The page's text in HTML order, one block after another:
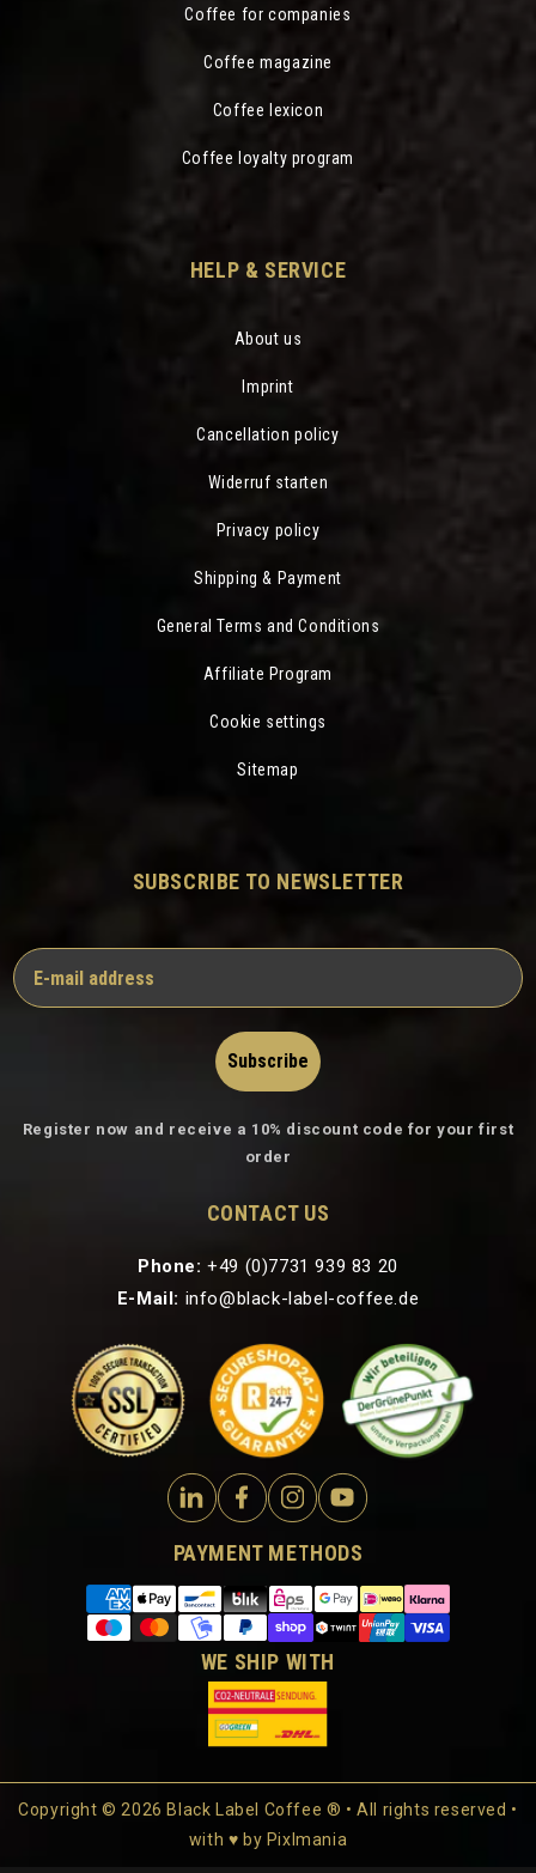
Coffee for companies
Coffee magazine
Coffee lexicon
Coffee loyalty program
HELP & SERVICE
About us
Imprint
Cancellation policy
Widerruf starten
Privacy policy
Shipping & Payment
General Terms and Conditions
Affiliate Program
Cookie settings
Sitemap
SUBSCRIBE TO NEWSLETTER
Subscribe
Register now and receive a 10% discount code for your first
order
CONTACT US
Phone: +49 (0)7731 939 83 20
E-Mail: info@black-label-coffee.de
PAYMENT METHODS
WE SHIP WITH
Copyright © 2026 Black Label Coffee ® • All rights reserved •
with ♥ by Pixlmania